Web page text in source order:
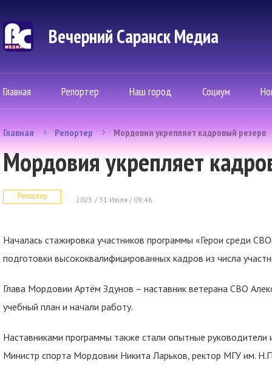
Вечерний Саранск Mедиа
Главная Репортер Наш город Социум
Главная Репортер Мордовия укрепляет кадровый резерв
Мордовия укрепляет
Репортер 2025 / 31 Июля / 09:46
Началась стажировка участников программы «Герои среди
подготовки высококвалифицированных кадров из числа
Глава Мордовии Артём Здунов – наставник ветерана СВО
учебный план и начали работу.
Наставниками программы также стали опытные руководители
Министр спорта Мордовии Никита Ларьков, ректор МГУ им.